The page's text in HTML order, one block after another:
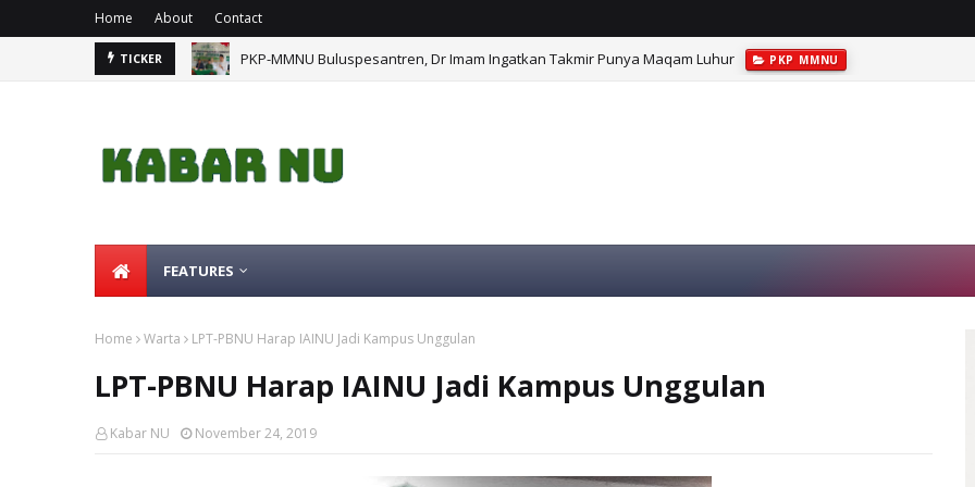
Home About Contact
TICKER PKP-MMNU Buluspesantren, Dr Imam Ingatkan Takmir Punya Maqam Luhur PKP MMNU
FEATURES
Home Warta LPT-PBNU Harap IAINU Jadi Kampus Unggulan
LPT-PBNU Harap IAINU Jadi Kampus Unggulan
Kabar NU November 24, 2019